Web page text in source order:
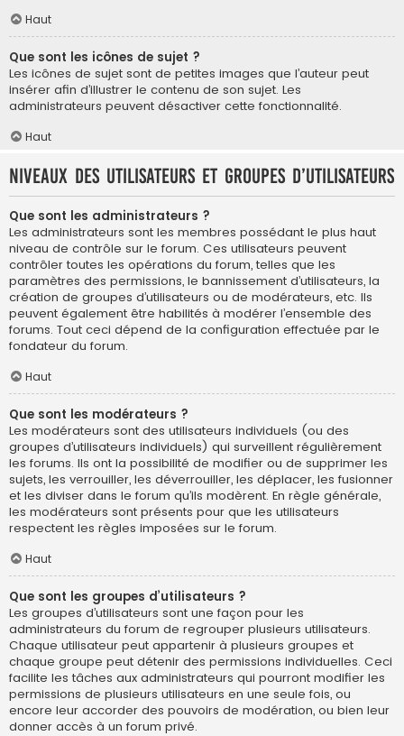
Haut
Que sont les icônes de sujet ?
Les icônes de sujet sont de petites images que l’auteur peut
insérer afin d’illustrer le contenu de son sujet. Les
administrateurs peuvent désactiver cette fonctionnalité.
Haut
Niveaux des utilisateurs et groupes d’utilisateurs
Que sont les administrateurs ?
Les administrateurs sont les membres possédant le plus haut
niveau de contrôle sur le forum. Ces utilisateurs peuvent
contrôler toutes les opérations du forum, telles que les
paramètres des permissions, le bannissement d’utilisateurs, la
création de groupes d’utilisateurs ou de modérateurs, etc. Ils
peuvent également être habilités à modérer l’ensemble des
forums. Tout ceci dépend de la configuration effectuée par le
fondateur du forum.
Haut
Que sont les modérateurs ?
Les modérateurs sont des utilisateurs individuels (ou des
groupes d’utilisateurs individuels) qui surveillent régulièrement
les forums. Ils ont la possibilité de modifier ou de supprimer les
sujets, les verrouiller, les déverrouiller, les déplacer, les fusionner
et les diviser dans le forum qu’ils modèrent. En règle générale,
les modérateurs sont présents pour que les utilisateurs
respectent les règles imposées sur le forum.
Haut
Que sont les groupes d’utilisateurs ?
Les groupes d’utilisateurs sont une façon pour les
administrateurs du forum de regrouper plusieurs utilisateurs.
Chaque utilisateur peut appartenir à plusieurs groupes et
chaque groupe peut détenir des permissions individuelles. Ceci
facilite les tâches aux administrateurs qui pourront modifier les
permissions de plusieurs utilisateurs en une seule fois, ou
encore leur accorder des pouvoirs de modération, ou bien leur
donner accès à un forum privé.